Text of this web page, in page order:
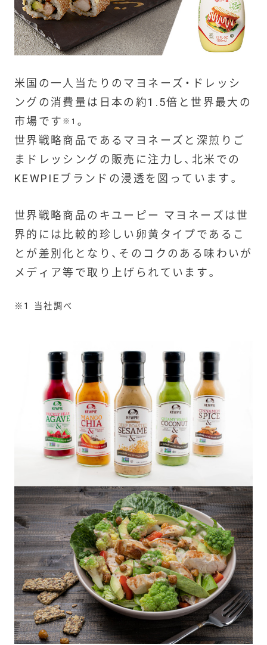
米国の一人当たりのマヨネーズ・ドレッシ
ングの消費量は日本の約1.5倍と世界最大の
市場です ※1 。
世界戦略商品であるマヨネーズと深煎りご
まドレッシングの販売に注力し、北米での
KEWPIEブランドの浸透を図っています。
世界戦略商品のキユーピー マヨネーズは世
界的には比較的珍しい卵黄タイプであるこ
とが差別化となり、そのコクのある味わいが
メディア等で取り上げられています。
※1 当社調べ